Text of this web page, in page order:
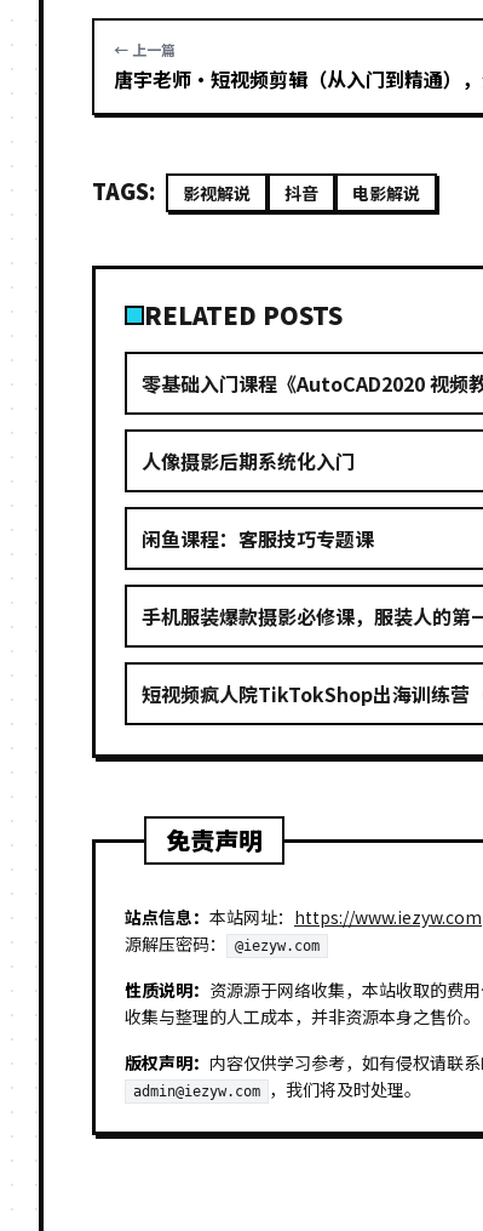
← 上一篇
TAGS: 影视解说 抖音 电影解说
RELATED POSTS
零基础入门课程《AutoCAD2020 视频
人像摄影后期系统化入门
闲鱼课程：客服技巧专题课
手机服装爆款摄影必修课，服装人的第
短视频疯人院TikTokShop出海训练营
免责声明
站点信息： 本站网址： https://www.iezyw.com
源解压密码：
@iezyw.com
性质说明： 资源源于网络收集，本站收取的费
收集与整理的人工成本，并非资源本身之售价。
版权声明： 内容仅供学习参考，如有侵权请联
admin@iezyw.com ，我们将及时处理。